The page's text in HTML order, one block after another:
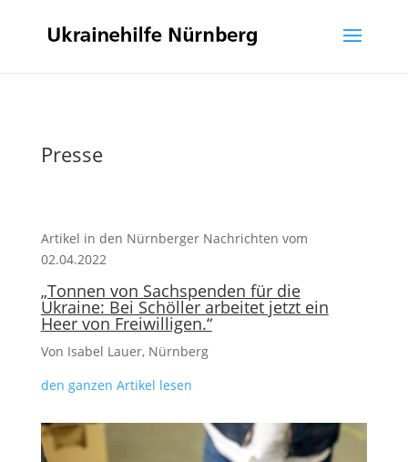
Presse
Artikel in den Nürnberger Nachrichten vom
02.04.2022
„Tonnen von Sachspenden für die
Ukraine: Bei Schöller arbeitet jetzt ein
Heer von Freiwilligen.“
Von Isabel Lauer, Nürnberg
den ganzen Artikel lesen